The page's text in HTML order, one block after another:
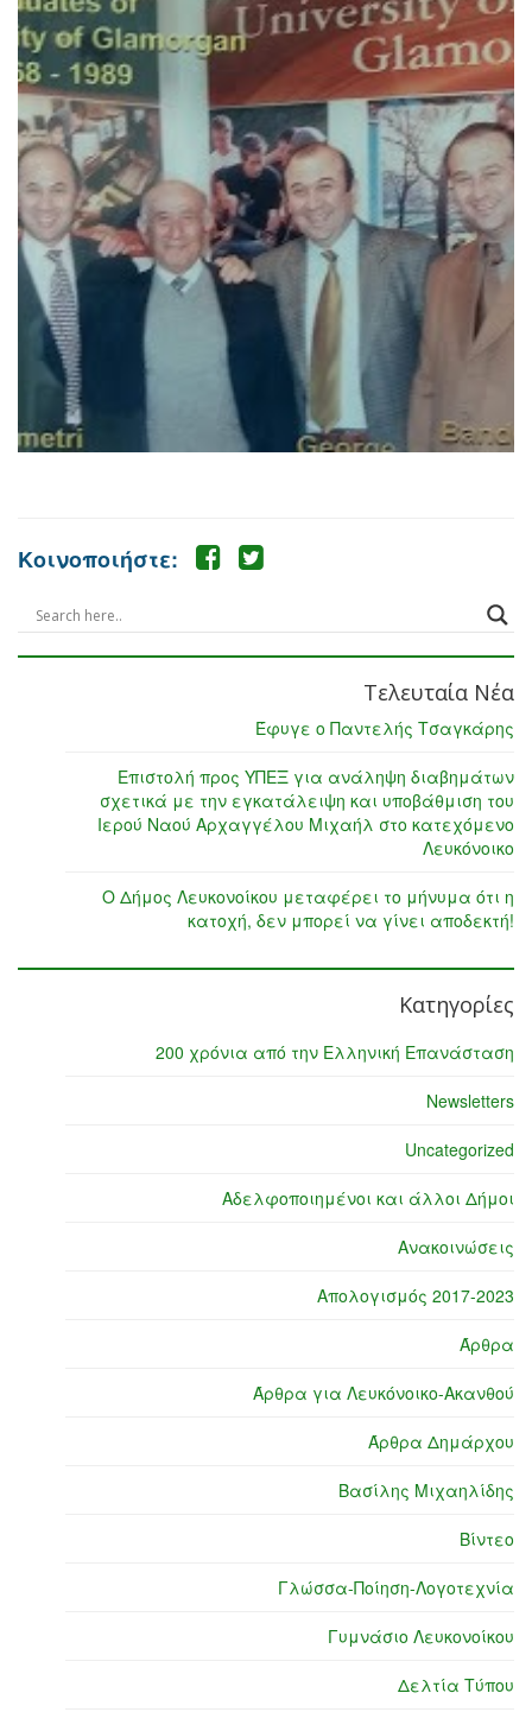
Κοινοποιήστε:
Τελευταία Νέα
Έφυγε ο Παντελής Τσαγκάρης
Επιστολή προς ΥΠΕΞ για ανάληψη διαβημάτων
σχετικά με την εγκατάλειψη και υποβάθμιση του
Ιερού Ναού Αρχαγγέλου Μιχαήλ στο κατεχόμενο
Λευκόνοικο
Ο Δήμος Λευκονοίκου μεταφέρει το μήνυμα ότι η
κατοχή, δεν μπορεί να γίνει αποδεκτή!
Κατηγορίες
200 χρόνια από την Ελληνική Επανάσταση
Newsletters
Uncategorized
Αδελφοποιημένοι και άλλοι Δήμοι
Ανακοινώσεις
Απολογισμός 2017-2023
Άρθρα
Άρθρα για Λευκόνοικο-Ακανθού
Άρθρα Δημάρχου
Βασίλης Μιχαηλίδης
Βίντεο
Γλώσσα-Ποίηση-Λογοτεχνία
Γυμνάσιο Λευκονοίκου
Δελτία Τύπου